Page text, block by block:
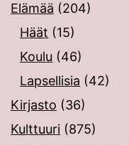
Elämää (204)
Häät (15)
Koulu (46)
Lapsellisia (42)
Kirjasto (36)
Kulttuuri (875)